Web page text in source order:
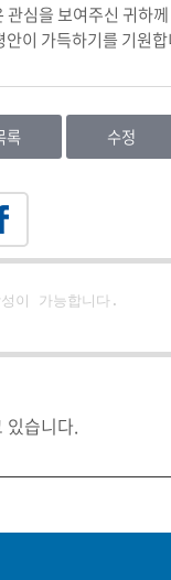
관심을 보여주신 귀하
이 가득하기를 기원
록 수정
있습니다.